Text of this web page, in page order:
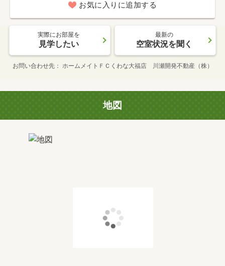
お気に入りに追加する
実際にお部屋を
見学したい
最新の
空室状況を聞く
お問い合わせ先 ホームメイトＦＣくわな大福店 川瀬開発不動産（株）
地図